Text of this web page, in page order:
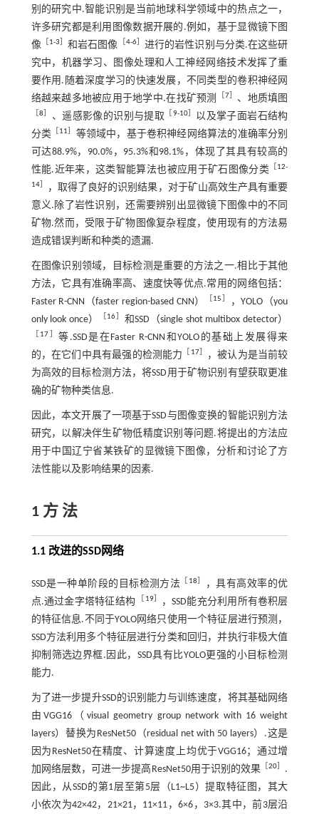
别的研究中.智能识别是当前地球科学领域中的热点之一，
许多研究都是利用图像数据开展的.例如，基于显微镜下图
像
1-3 ］和岩石图像 4-6］ 进行的岩性识别与分类.在这些研
究中，机器学习、图像处理和人工神经网络技术发挥了重
要作用.随着深度学习的快速发展，不同类型的卷积神经网
络越来越多地被应用于地学中.在找矿预测
7］ 、地质填图
8 、遥感影像的识别与提取 9-10］ 以及掌子面岩石结构
分类
11
等领域中，基于卷积神经网络算法的准确率分别
可达88.9%，90.0%，95.3%和98.1%，体现了其具有较高的
性能.近年来，这类智能算法也被应用于矿石图像分类
12-
14］
，取得了良好的识别结果，对于矿山高效生产具有重要
意义.除了岩性识别，还需要辨别出显微镜下图像中的不同
矿物.然而，受限于矿物图像复杂程度，使用现有的方法易
造成错误判断和种类的遗漏.
在图像识别领域，目标检测是重要的方法之一.相比于其他
方法，它具有准确率高、速度快等优点.常用的网络包括：
Faster R-CNN（faster region-based CNN）
15
，YOLO（you
only look once）
16 和SSD（single shot multibox detector）
17 ］等.SSD是在Faster R-CNN和YOLO的基础上发展得来
的，在它们中具有最强的检测能力
17］
，被认为是当前较
为高效的目标检测方法，将SSD用于矿物识别有望获取更准
确的矿物种类信息.
因此，本文开展了一项基于SSD与图像变换的智能识别方法
研究，以解决伴生矿物低精度识别等问题.将提出的方法应
用于中国辽宁省某铁矿的显微镜下图像，分析和讨论了方
法性能以及影响结果的因素.
1 方 法
1.1 改进的SSD网络
SSD是一种单阶段的目标检测方法 18
，具有高效率的优
点.通过金字塔特征结构
19］
，SSD能充分利用所有卷积层
的特征信息.不同于YOLO网络只使用一个特征层进行预测，
SSD方法利用多个特征层进行分类和回归，并执行非极大值
抑制筛选边界框.因此，SSD具有比YOLO更强的小目标检测
能力.
为了进一步提升SSD的识别能力与训练速度，将其基础网络
由VGG16（visual geometry group network with 16 weight
layers）替换为ResNet50（residual net with 50 layers）.这是
因为ResNet50在精度、计算速度上均优于VGG16；通过增
加网络层数，可进一步提高ResNet50用于识别的效果 ［20
.
因此，从SSD的第1层至第5层（L1~L5）提取特征图，其大
小依次为42×42，21×21，11×11，6×6，3×3.其中，前3层沿